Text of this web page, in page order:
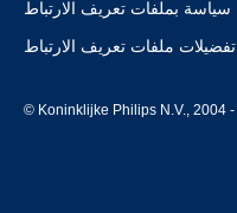
سياسة بملفات تعريف الارتباط
تفضيلات ملفات تعريف الارتباط